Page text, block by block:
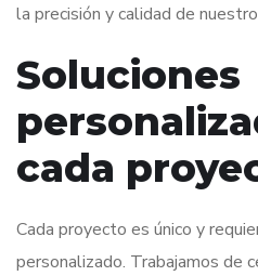
la precisión y calidad de
Soluciones
cada
Cada proyecto es único y
personalizado. Trabajamos de